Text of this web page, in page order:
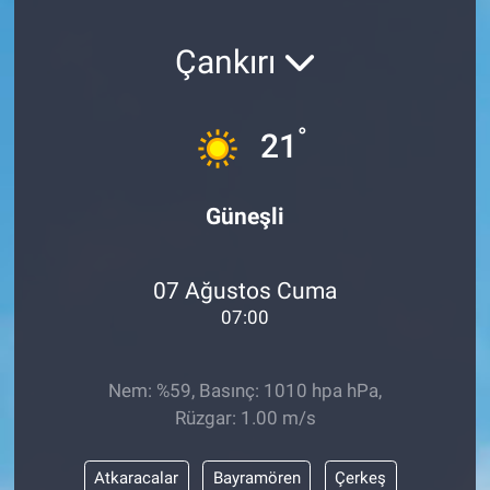
Çankırı
21 °
Güneşli
07 Ağustos Cuma
07:00
Nem: %59, Basınç: 1010 hpa hPa,
Rüzgar: 1.00 m/s
Atkaracalar Bayramören Çerkeş